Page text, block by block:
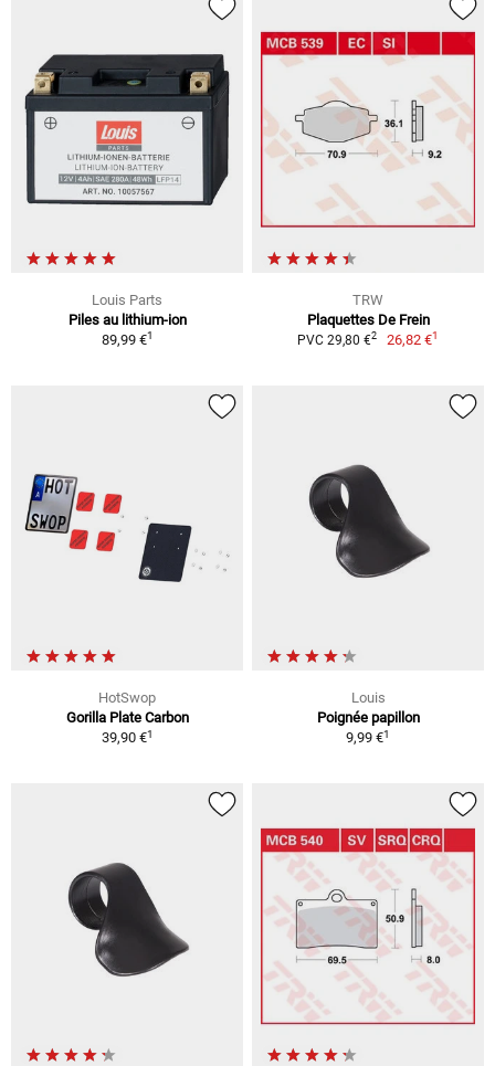
Louis Parts
Piles au lithium-ion
89,99 €1
TRW
Plaquettes De Frein
PVC 29,80 €2 26,82 €1
HotSwop
Gorilla Plate Carbon
39,90 €1
Louis
Poignée papillon
9,99 €1